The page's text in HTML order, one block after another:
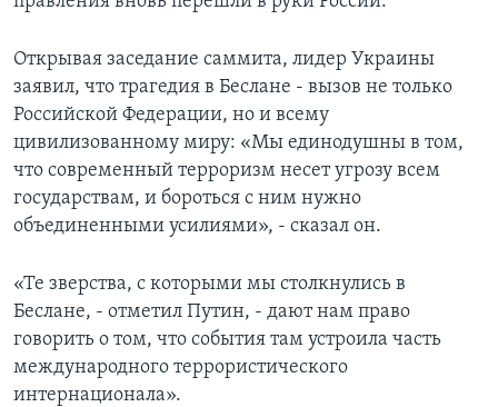
Открывая заседание саммита, лидер Украины
заявил, что трагедия в Беслане - вызов не только
Российской Федерации, но и всему
цивилизованному миру: «Мы единодушны в том,
что современный терроризм несет угрозу всем
государствам, и бороться с ним нужно
объединенными усилиями», - сказал он.
«Те зверства, с которыми мы столкнулись в
Беслане, - отметил Путин, - дают нам право
говорить о том, что события там устроила часть
международного террористического
интернационала».